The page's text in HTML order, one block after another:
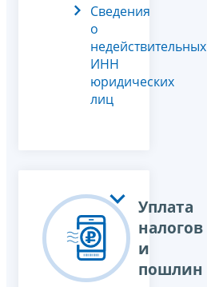
Сведения
о
недействительных
ИНН
юридических
лиц
Уплата
налогов
и
пошлин